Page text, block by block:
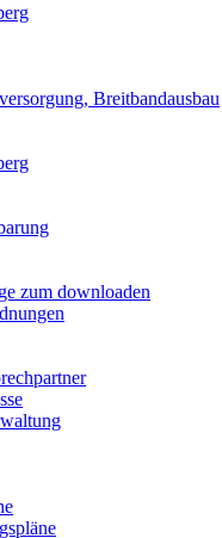
Breitbandausbau
zum downloaden